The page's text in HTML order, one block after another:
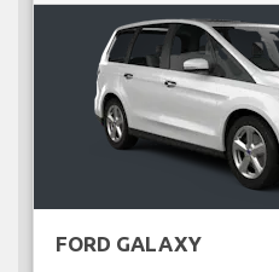
FORD GALAXY